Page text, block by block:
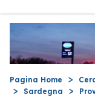
Pagina Home
Sardegna